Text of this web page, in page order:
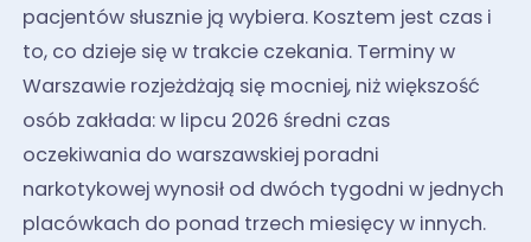
pacjentów słusznie ją wybiera. Kosztem jest czas i
to, co dzieje się w trakcie czekania. Terminy w
Warszawie rozjeżdżają się mocniej, niż większość
osób zakłada: w lipcu 2026 średni czas
oczekiwania do warszawskiej poradni
narkotykowej wynosił od dwóch tygodni w jednych
placówkach do ponad trzech miesięcy w innych.